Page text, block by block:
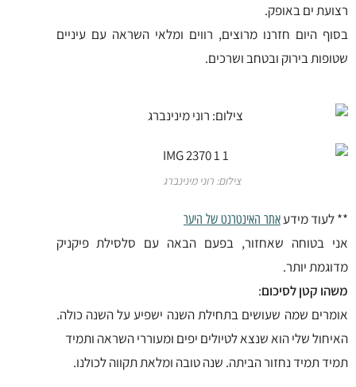
רצועת ים באופק.
בסוף היום חזרנו מרוצים, רווים ומלאי השראה עם עיניים
שטופות בירוק ובטחב ושרכים.
צילום: רוני מינינברג
** לעוד מידעאתר האינטרנט של היער
אני בטוחה שאחזור, בפעם הבאה עם סלסילת פיקניק
מדוגמת יותר.
משהו קטן לסיכום:
אומרים שמה שעושים בתחילת השנה ישפיע על השנה כולה.
האיחול שלי הוא שנצא לטיולים יפים ומעוררי השראה ותמיד
תמיד תמיד נחזור הביתה. שנה טובה ומלאת תקווה לכולנו.